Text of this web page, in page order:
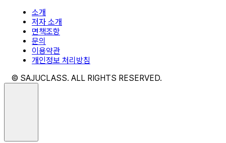
소개
저자 소개
면책조항
문의
이용약관
개인정보 처리방침
© SAJUCLASS. ALL RIGHTS RESERVED.